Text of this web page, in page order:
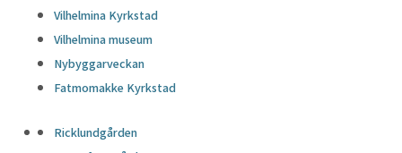
Vilhelmina Kyrkstad
Vilhelmina museum
Nybyggarveckan
Fatmomakke Kyrkstad
Ricklundgården